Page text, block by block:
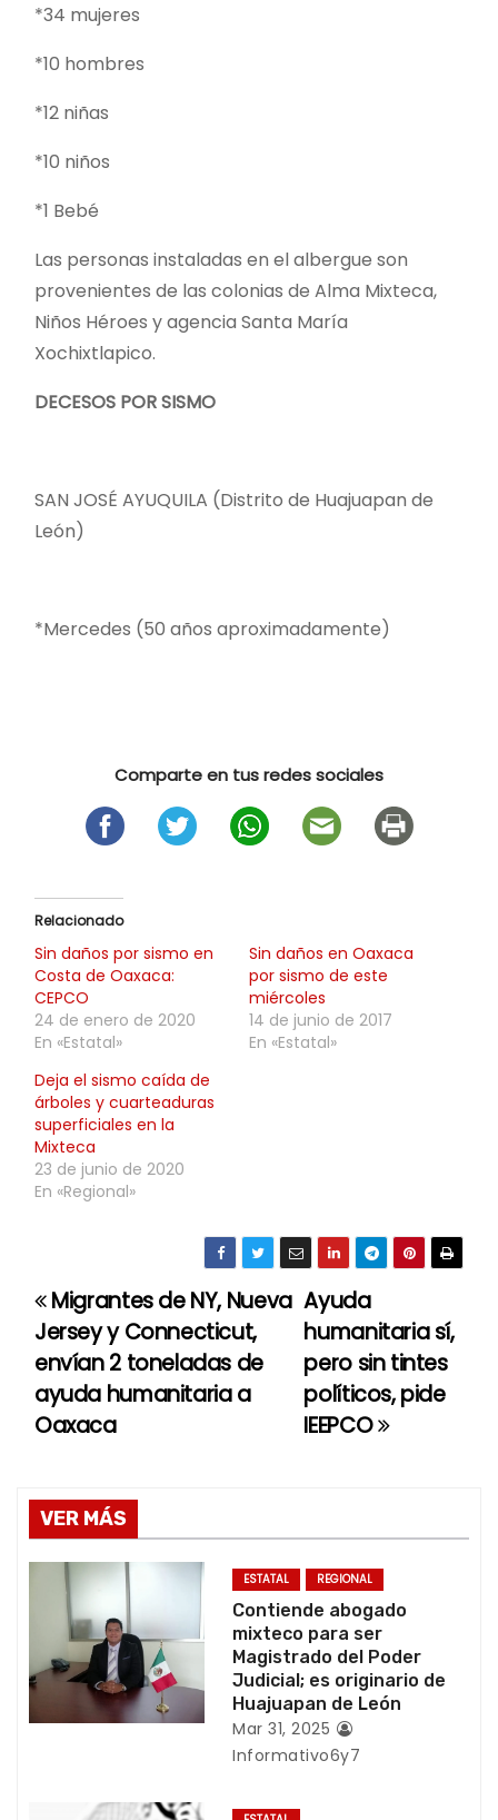
*34 mujeres
*10 hombres
*12 niñas
*10 niños
*1 Bebé
Las personas instaladas en el albergue son
provenientes de las colonias de Alma Mixteca,
Niños Héroes y agencia Santa María
Xochixtlapico.
DECESOS POR SISMO
SAN JOSÉ AYUQUILA (Distrito de Huajuapan de
León)
*Mercedes (50 años aproximadamente)
Comparte en tus redes sociales
Relacionado
Sin daños por sismo en
Costa de Oaxaca:
CEPCO
24 de enero de 2020
En «Estatal»
Sin daños en Oaxaca
por sismo de este
miércoles
14 de junio de 2017
En «Estatal»
Deja el sismo caída de
árboles y cuarteaduras
superficiales en la
Mixteca
23 de junio de 2020
En «Regional»
N
a
v
g
a
ó
n
Ayuda
humanitaria sí,
pero sin tintes
políticos, pide
IEEPCO
Migrantes de NY, Nueva
Jersey y Connecticut,
envían 2 toneladas de
ayuda humanitaria a
Oaxaca
VER MÁS
ESTATAL REGIONAL
Contiende abogado
mixteco para ser
Magistrado del Poder
Judicial; es originario de
Huajuapan de León
Mar 31, 2025
Informativo6y7